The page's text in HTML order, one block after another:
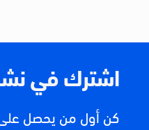
اشترك في
كن أول من يحصل